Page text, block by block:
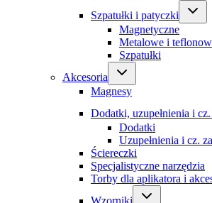
Szpatułki i patyczki
Magnetyczne
Metalowe i
Szpatułki
Akcesoria
Magnesy
Dodatki, uzupełnienia i
Dodatki
Uzupełnienia i cz.
Ściereczki
Specjalistyczne narzędzia
Torby dla aplikatora i
Wzorniki